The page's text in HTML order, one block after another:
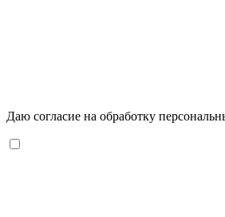
Даю согласие на обработку